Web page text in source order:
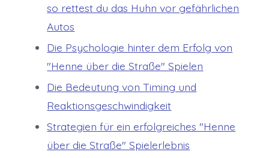
so rettest du das Huhn vor gefährlichen
Autos
Die Psychologie hinter dem Erfolg von
"Henne über die Straße" Spielen
Die Bedeutung von Timing und
Reaktionsgeschwindigkeit
Strategien für ein erfolgreiches "Henne
über die Straße" Spielerlebnis